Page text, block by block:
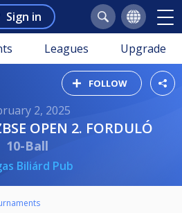
Sign in
Leagues Upgrade
FOLLOW
2, 2025
OPEN 2. FORDULÓ
10-Ball
Biliárd Pub